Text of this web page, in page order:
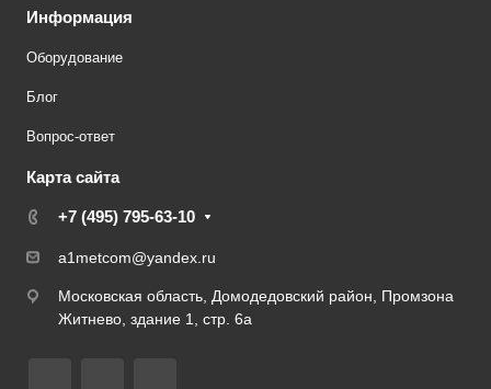
Информация
Оборудование
Блог
Вопрос-ответ
Карта сайта
+7 (495) 795-63-10
a1metcom@yandex.ru
Московская область, Домодедовский район, Промзона
Житнево, здание 1, стр. 6а